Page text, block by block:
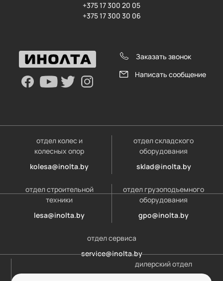
+375 17 300 20 05
+375 17 300 30 06
Заказать звонок
Написать сообщение
отдел колес и
колесных опор
kolesa@inolta.by
отдел складского
оборудования
sklad@inolta.by
отдел строительной
техники
lesa@inolta.by
отдел грузоподъемного
оборудования
gpo@inolta.by
отдел сервиса
service@inolta.by
дилерский отдел